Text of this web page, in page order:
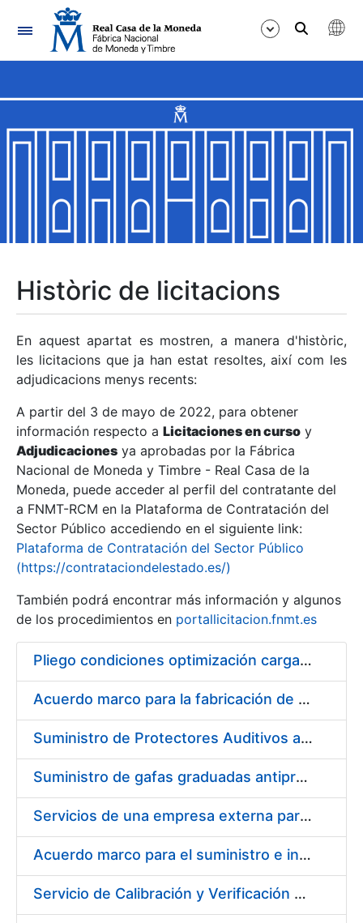
Navegació
Mostra/Amaga
Mostra/Amaga
Mostra/Amaga
Mostra/Amaga
Mostra/Amaga
Mostra/Amaga
Històric de licitacions
En aquest apartat es mostren, a manera d'històric,
les licitacions que ja han estat resoltes, així com les
adjudicacions menys recents:
A partir del 3 de mayo de 2022, para obtener
información respecto a Licitaciones en curso y
Adjudicaciones ya aprobadas por la Fábrica
Nacional de Moneda y Timbre - Real Casa de la
Moneda, puede acceder al perfil del contratante del
a FNMT-RCM en la Plataforma de Contratación del
Sector Público accediendo en el siguiente link:
Plataforma de Contratación del Sector Público
(https://contrataciondelestado.es/)
También podrá encontrar más información y algunos
de los procedimientos en portallicitacion.fnmt.es
Pliego condiciones optimización cargas compras firmado
Acuerdo marco para la fabricación de piezas
Suministro de Protectores Auditivos a medida para las personas trabajadoras de los Centros de Trabajo de Madrid y Burgos
Suministro de gafas graduadas antiproyecciones para los trabajadores de la FNMT-RCM en los centros de trabajo de Madrid y Burgos
Servicios de una empresa externa para el asesoramiento y resolución de los recursos de alzada que se presentan relacionados con procesos de selección para la FNMT-RCM
Acuerdo marco para el suministro e instalación de persianas, estores y otros complementos
Servicio de Calibración y Verificación Externa de los Equipos de Medición del Servicio de Prevención de la FNMT-RCM